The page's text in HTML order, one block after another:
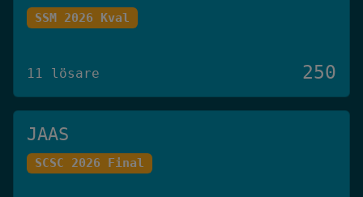
SSM 2026 Kval
11 lösare 250
JAAS
SCSC 2026 Final